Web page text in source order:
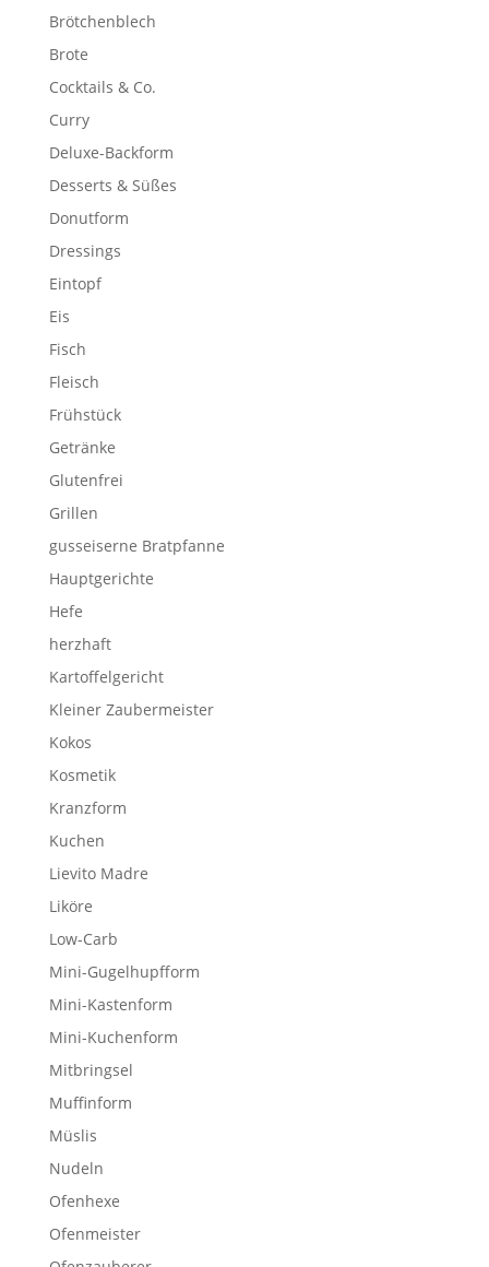
Brötchenblech
Brote
Cocktails & Co.
Curry
Deluxe-Backform
Desserts & Süßes
Donutform
Dressings
Eintopf
Eis
Fisch
Fleisch
Frühstück
Getränke
Glutenfrei
Grillen
gusseiserne Bratpfanne
Hauptgerichte
Hefe
herzhaft
Kartoffelgericht
Kleiner Zaubermeister
Kokos
Kosmetik
Kranzform
Kuchen
Lievito Madre
Liköre
Low-Carb
Mini-Gugelhupfform
Mini-Kastenform
Mini-Kuchenform
Mitbringsel
Muffinform
Müslis
Nudeln
Ofenhexe
Ofenmeister